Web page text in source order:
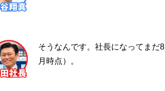
そうなんです。社長になってまだ
月時点）。